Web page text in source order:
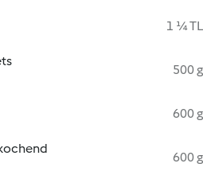
1 ¼ TL
500 g
600 g
600 g